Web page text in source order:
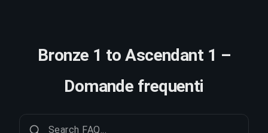
Bronze 1 to Ascendant 1 –
Domande frequenti